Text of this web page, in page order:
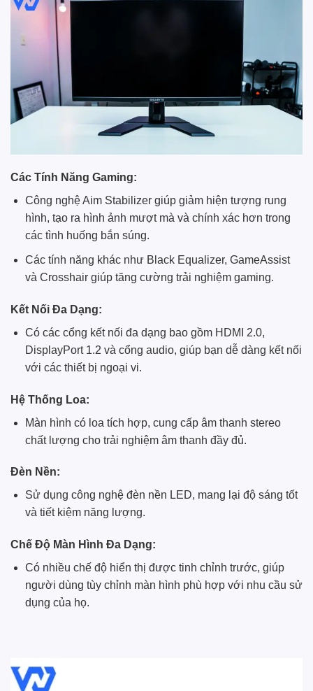
Các Tính Năng Gaming:
Công nghệ Aim Stabilizer giúp giảm hiện tượng rung
hình, tạo ra hình ảnh mượt mà và chính xác hơn trong
các tình huống bắn súng.
Các tính năng khác như Black Equalizer, GameAssist
và Crosshair giúp tăng cường trải nghiệm gaming.
Kết Nối Đa Dạng:
Có các cổng kết nối đa dạng bao gồm HDMI 2.0,
DisplayPort 1.2 và cổng audio, giúp bạn dễ dàng kết nối
với các thiết bị ngoại vi.
Hệ Thống Loa:
Màn hình có loa tích hợp, cung cấp âm thanh stereo
chất lượng cho trải nghiệm âm thanh đầy đủ.
Đèn Nền:
Sử dụng công nghệ đèn nền LED, mang lại độ sáng tốt
và tiết kiệm năng lượng.
Chế Độ Màn Hình Đa Dạng:
Có nhiều chế độ hiển thị được tinh chỉnh trước, giúp
người dùng tùy chỉnh màn hình phù hợp với nhu cầu sử
dụng của họ.